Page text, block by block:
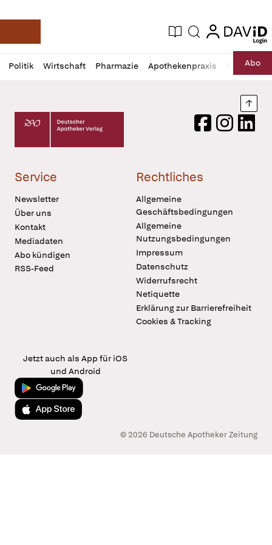
Deutsche Apotheker Zeitung
Aktuelle Ausgabe
Suche login
login
Politik Wirtschaft Pharmazie Apothekenpraxis RechtAbo
Profil
öffnen
Daz
Pur
Deutscher Apotheker Verlag Logo
FacebookInstagram
Service
Newsletter
Über uns
Kontakt
Mediadaten
Abo kündigen
RSS-Feed
Rechtliches
Allgemeine
Geschäftsbedingungen
Allgemeine
Nutzungsbedingungen
Impressum
Datenschutz
Widerrufsrecht
Netiquette
Erklärung zur Barrierefreiheit
Cookies & Tracking
Jetzt auch als App für iOS
und Android
Jetzt bei Google Play
Laden im App Store
© 2026 Deutsche Apotheker Zeitung